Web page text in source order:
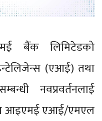
बैंक लिमिटेडको
(एआई) तथा
नवप्रवर्तनलाई
आइएमई एआई/एमएल